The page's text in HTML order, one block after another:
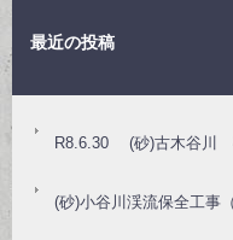
最近の投稿
R8.6.30 (砂)古木谷川
(砂)小谷川渓流保全工事